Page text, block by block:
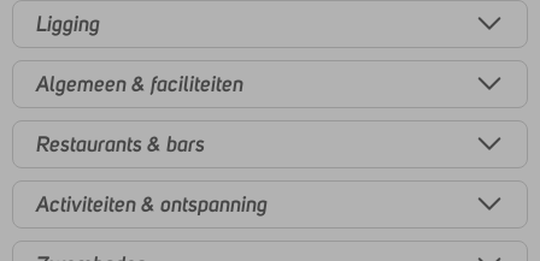
Ligging
Algemeen & faciliteiten
Restaurants & bars
Activiteiten & ontspanning